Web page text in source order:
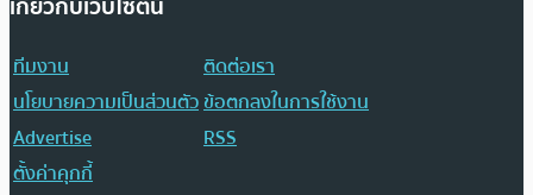
ทีมงาน
ติดต่อเรา
นโยบายความเป็นส่วนตัวข้อตกลงในการใช้งาน
Advertise
RSS
ตั้งค่าคุกกี้